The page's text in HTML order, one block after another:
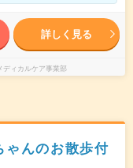
詳しく見る
ィカルケア事業部
ゃんのお散歩付